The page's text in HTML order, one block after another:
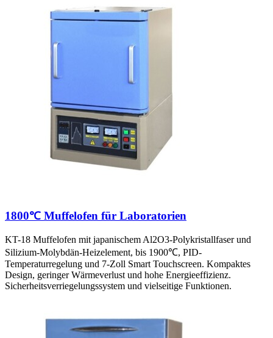
1800℃ Muffelofen für Laboratorien
KT-18 Muffelofen mit japanischem Al2O3-Polykristallfaser und
Silizium-Molybdän-Heizelement, bis 1900℃, PID-
Temperaturregelung und 7-Zoll Smart Touchscreen. Kompaktes
Design, geringer Wärmeverlust und hohe Energieeffizienz.
Sicherheitsverriegelungssystem und vielseitige Funktionen.